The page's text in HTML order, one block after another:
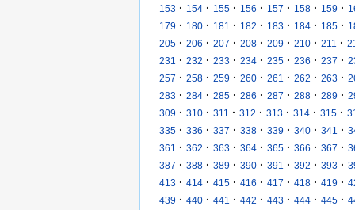
153 · 154 · 155 · 156 · 157 · 158 · 159 ·
179 · 180 · 181 · 182 · 183 · 184 · 185 ·
205 · 206 · 207 · 208 · 209 · 210 · 211 ·
231
· 232 · 233 · 234 · 235 · 236 · 237 ·
257 · 258 · 259 · 260 · 261 · 262 · 263 ·
283 · 284 · 285 · 286 · 287 · 288 · 289 ·
309 · 310 · 311 · 312 · 313 · 314 · 315 ·
335 · 336 · 337 · 338 · 339 · 340 · 341 ·
361
· 362 · 363 · 364 · 365 · 366 · 367 ·
387 · 388 · 389 · 390 · 391 · 392 · 393 ·
413 · 414 · 415 · 416 · 417 · 418 · 419 ·
439 · 440 · 441 · 442 · 443 · 444 · 445 ·